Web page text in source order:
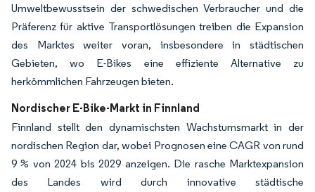
Umweltbewusstsein der schwedischen Verbraucher und die
Präferenz für aktive Transportlösungen treiben die Expansion
des Marktes weiter voran, insbesondere in städtischen
Gebieten, wo E-Bikes eine effiziente Alternative zu
herkömmlichen Fahrzeugen bieten.
Nordischer E-Bike-Markt in Finnland
Finnland stellt den dynamischsten Wachstumsmarkt in der
nordischen Region dar, wobei Prognosen eine CAGR von rund
9 % von 2024 bis 2029 anzeigen. Die rasche Marktexpansion
des Landes wird durch innovative städtische